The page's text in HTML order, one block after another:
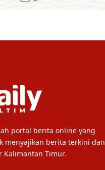
portal berita online yang
menyajikan berita terkini dan
Kalimantan Timur.